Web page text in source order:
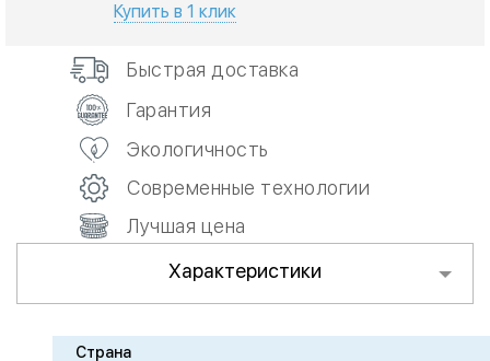
Купить в 1 клик
Быстрая доставка
Гарантия
Экологичность
Современные технологии
Лучшая цена
Характеристики
Страна